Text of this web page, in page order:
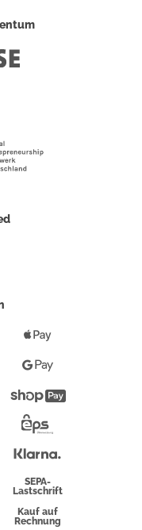
Pay
Google
Pay
Überweisung
SEPA-
Lastschrift
Kauf auf
Rechnung